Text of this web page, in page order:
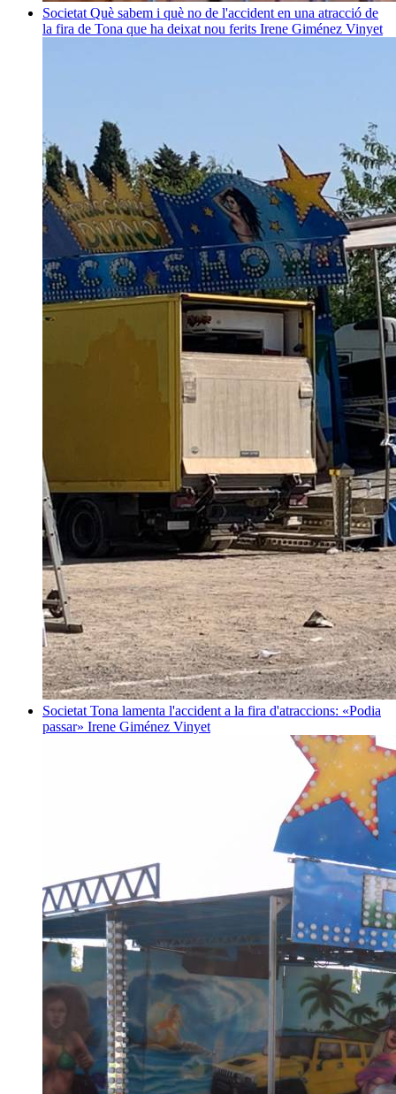
Societat Què sabem i què no de l'accident en una atracció de
la fira de Tona que ha deixat nou ferits Irene Giménez Vinyet
Societat Tona lamenta l'accident a la fira d'atraccions: «Podia
passar» Irene Giménez Vinyet